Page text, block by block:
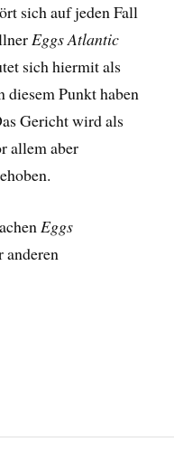
sich auf jeden Fall
Eggs Atlantic
sich hiermit als
diesem Punkt haben
Gericht wird als
allem aber
Eggs
anderen